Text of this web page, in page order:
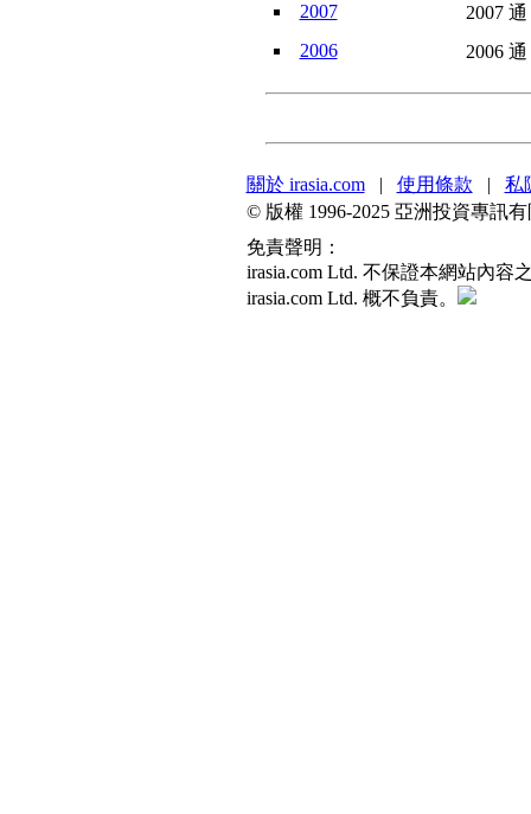
2007
2007
2006
2006
關於 irasia.com| 使用條款 | 私
© 版權 1996-2025 亞洲投資專訊
免責聲明：
irasia.com Ltd. 不保證本網站內
irasia.com Ltd. 概不負責。